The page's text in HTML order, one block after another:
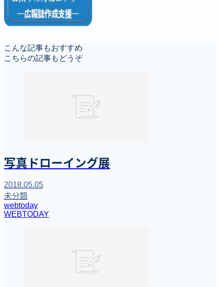
こんな記事もおすすめ
こちらの記事もどうぞ
写真ドローイング展
2018.05.05
未分類
webtoday
WEBTODAY